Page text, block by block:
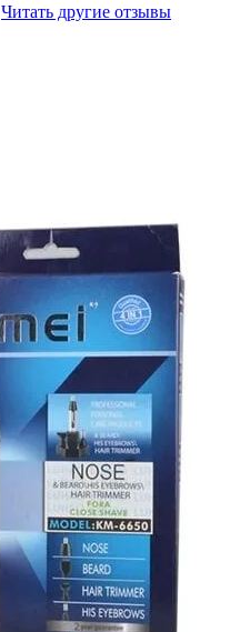
Читать другие отзывы